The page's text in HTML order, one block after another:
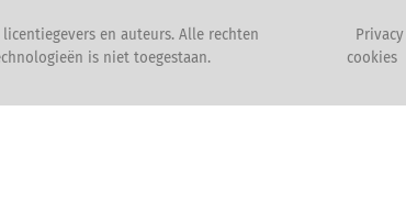
en auteurs. Alle rechten
is niet toegestaan.
cookies